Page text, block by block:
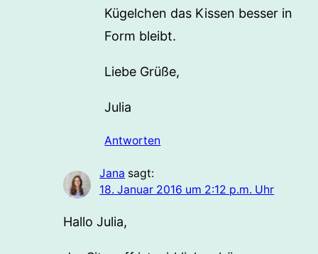
Kügelchen das Kissen besser in
Form bleibt.
Liebe Grüße,
Julia
Antworten
Jana sagt:
18. Januar 2016 um 2:12 p.m. Uhr
Hallo Julia,